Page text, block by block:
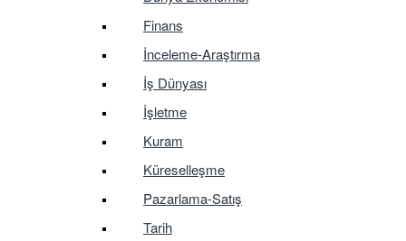
Finans
İnceleme-Araştırma
İş Dünyası
İşletme
Kuram
Küreselleşme
Pazarlama-Satış
Tarih